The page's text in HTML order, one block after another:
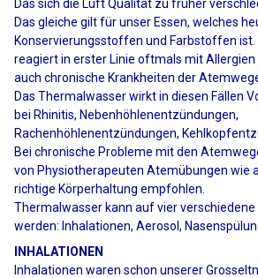
Das sich die Luft Qualität zu früher
Das gleiche gilt für unser Essen, welches
Konservierungsstoffen und Farbstoffen ist.
reagiert in erster Linie oftmals mit Allergien
auch chronische Krankheiten der
Das Thermalwasser wirkt in diesen Fällen
bei Rhinitis, Nebenhöhlenentzündungen,
Rachenhöhlenentzündungen,
Bei chronische Probleme mit den
von Physiotherapeuten Atemübungen wie
richtige Körperhaltung empfohlen.
Thermalwasser kann auf vier
werden: Inhalationen, Aerosol,
INHALATIONEN
Inhalationen waren schon unserer